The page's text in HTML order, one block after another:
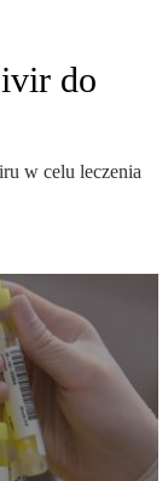
do
w celu leczenia